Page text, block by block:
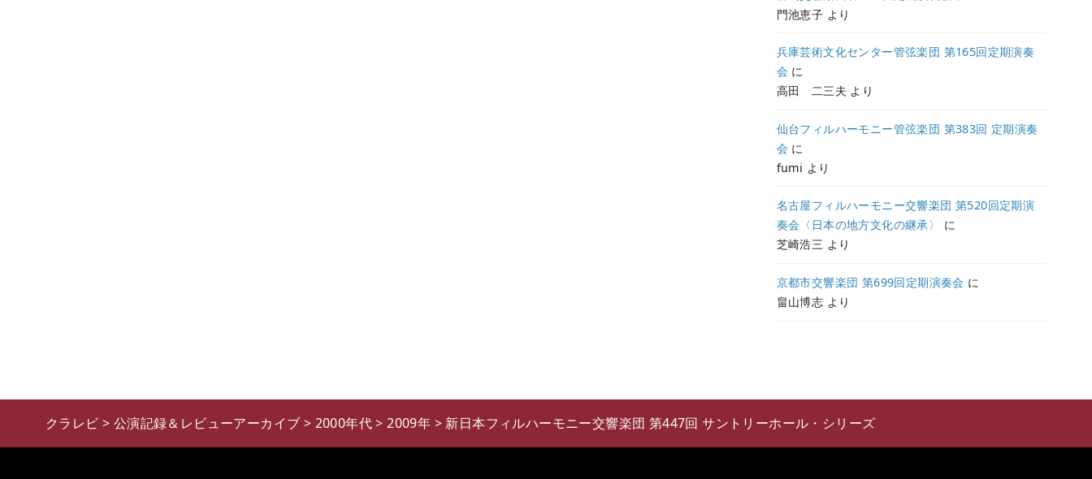
門池恵子 より
兵庫芸術文化センター管弦楽団 第165回定期演奏
会 に
高田 二三夫 より
仙台フィルハーモニー管弦楽団 第383回 定期演奏
会 に
fumi より
名古屋フィルハーモニー交響楽団 第520回定期演
奏会〈日本の地方文化の継承〉
に
芝崎浩三 より
京都市交響楽団 第699回定期演奏会 に
畠山博志 より
クラレビ > 公演記録＆レビューアーカイブ > 2000年代>2009年 > 新日本フィルハーモニー交響楽団 第447回 サントリーホール・シリーズ